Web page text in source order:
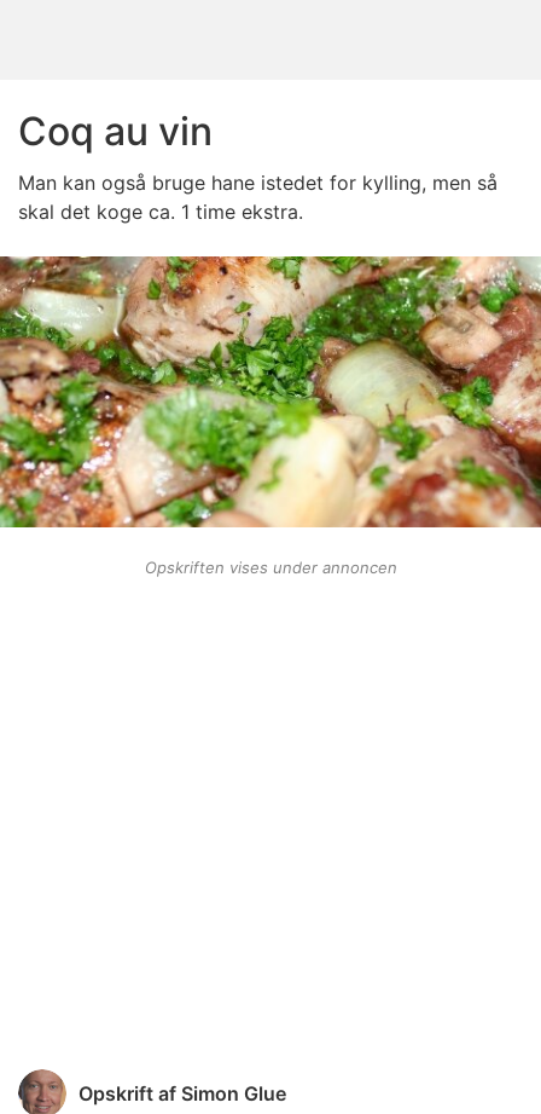
Coq au vin
Man kan også bruge hane istedet for kylling, men så
skal det koge ca. 1 time ekstra.
Opskriften vises under annoncen
Opskrift af Simon Glue